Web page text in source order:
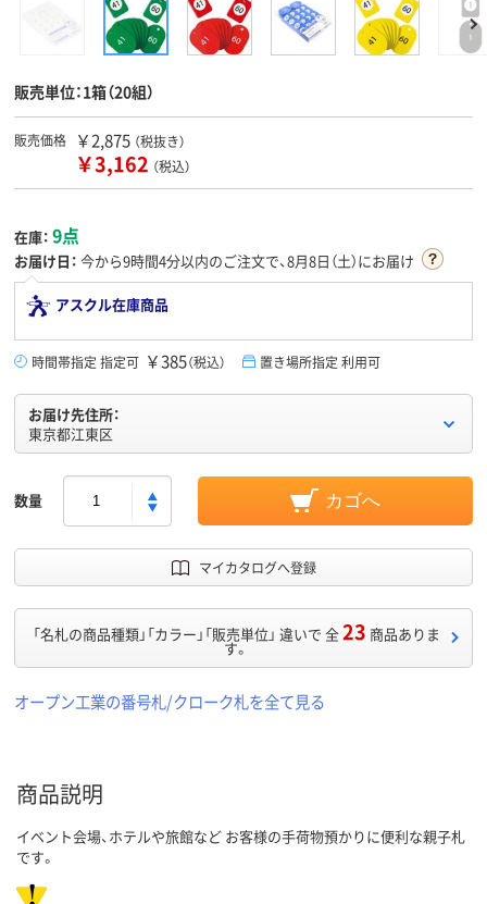
販売単位：1箱（20組）
販売価格 ￥2,875 （税抜き）
￥3,162 （税込）
在庫： 9点
お届け日： 今から9時間4分以内のご注文で、8月8日（土）にお届け
アスクル在庫商品
時間帯指定 指定可 ￥385（税込） 置き場所指定 利用可
お届け先住所：
東京都江東区
数量 カゴへ
マイカタログへ登録
「名札の商品種類」「カラー」「販売単位」 違いで 全23 商品ありま
す。
オープン工業の番号札/クローク札を全て見る
商品説明
イベント会場、ホテルや旅館など お客様の手荷物預かりに便利な親子札
です。